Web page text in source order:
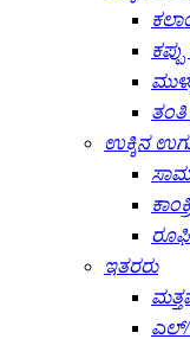
ಉಕ್ಕಿನ
ಇತರರು
ಎಲ್/